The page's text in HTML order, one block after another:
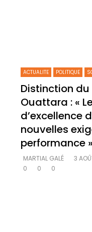
ACTUALITE POLITIQUE
Distinction
Ouattara : «
d’excellence
nouvelles
performance »
MARTIAL GALÉ
3
0
0 0